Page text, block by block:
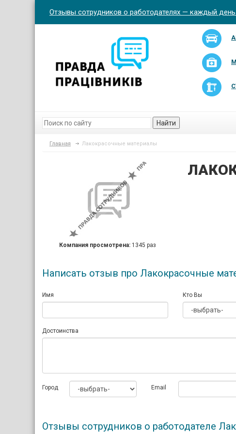
Отзывы сотрудников о работодателях — каждый
Найти
Главная Лакокрасочные материалы
Компания просмотрена: 1345 раз
Написать отзыв про Лакокрасочные
Имя Кто Вы
Достоинства
Город Email
Отзывы сотрудников о работодателе